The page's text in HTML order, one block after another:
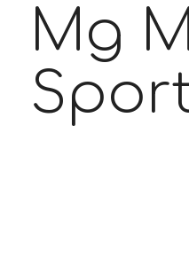
Mg